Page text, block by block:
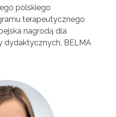
polskiego
terapeutycznego
nagrodą dla
dydaktycznych, BELMA